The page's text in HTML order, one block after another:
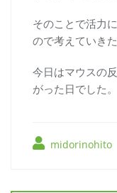
そのことで活力
ので考えていきた
今日はマウスの
がった日でした。
midorinohito